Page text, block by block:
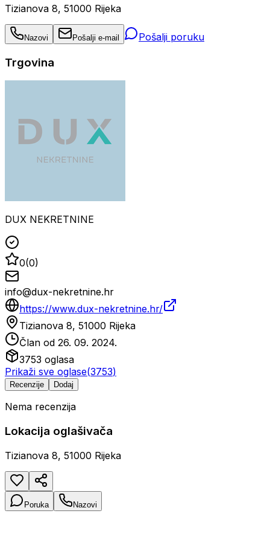
Tizianova 8, 51000 Rijeka
Nazovi Pošalji e-mail Pošalji poruku
Trgovina
DUX NEKRETNINE
0(0)
info@dux-nekretnine.hr
https://www.dux-nekretnine.hr/
Tizianova 8, 51000 Rijeka
Član od 26. 09. 2024.
3753 oglasa
Prikaži sve oglase(3753)
Recenzije Dodaj
Nema recenzija
Lokacija oglašivača
Tizianova 8, 51000 Rijeka
Poruka Nazovi